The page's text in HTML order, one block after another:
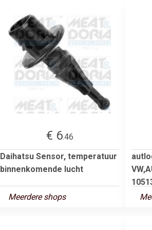
€ 6.46
Daihatsu Sensor, temperatuur
binnenkomende lucht
Meerdere shops